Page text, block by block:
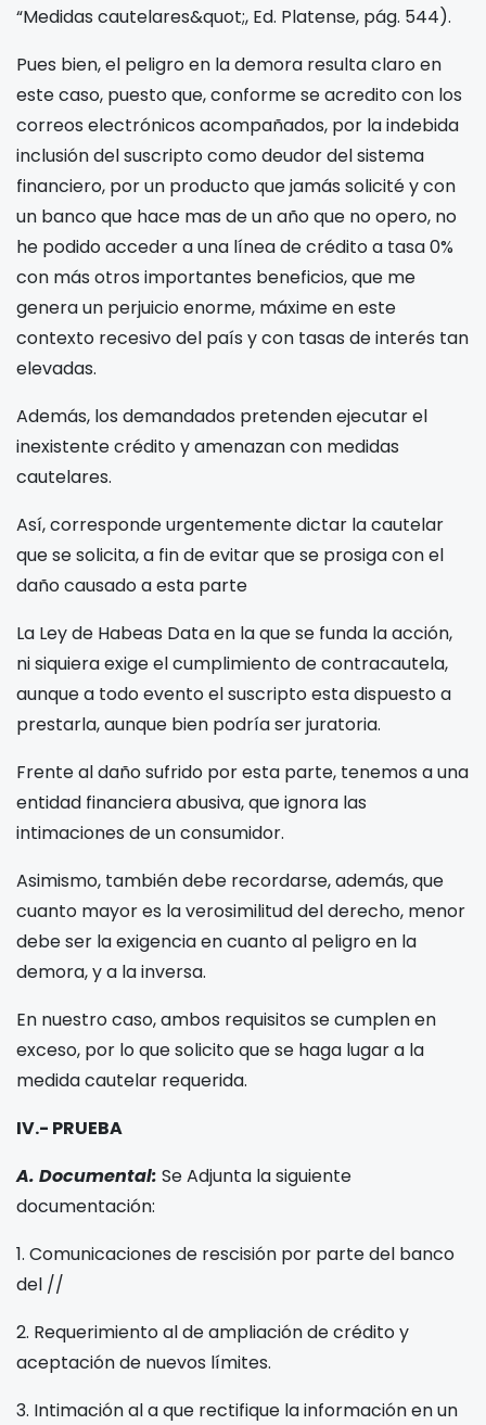
“Medidas cautelares&quot;, Ed. Platense, pág. 544).
Pues bien, el peligro en la demora resulta claro en
este caso, puesto que, conforme se acredito con los
correos electrónicos acompañados, por la indebida
inclusión del suscripto como deudor del sistema
financiero, por un producto que jamás solicité y con
un banco que hace mas de un año que no opero, no
he podido acceder a una línea de crédito a tasa 0%
con más otros importantes beneficios, que me
genera un perjuicio enorme, máxime en este
contexto recesivo del país y con tasas de interés tan
elevadas.
Además, los demandados pretenden ejecutar el
inexistente crédito y amenazan con medidas
cautelares.
Así, corresponde urgentemente dictar la cautelar
que se solicita, a fin de evitar que se prosiga con el
daño causado a esta parte
La Ley de Habeas Data en la que se funda la acción,
ni siquiera exige el cumplimiento de contracautela,
aunque a todo evento el suscripto esta dispuesto a
prestarla, aunque bien podría ser juratoria.
Frente al daño sufrido por esta parte, tenemos a una
entidad financiera abusiva, que ignora las
intimaciones de un consumidor.
Asimismo, también debe recordarse, además, que
cuanto mayor es la verosimilitud del derecho, menor
debe ser la exigencia en cuanto al peligro en la
demora, y a la inversa.
En nuestro caso, ambos requisitos se cumplen en
exceso, por lo que solicito que se haga lugar a la
medida cautelar requerida.
IV.- PRUEBA
A. Documental: Se Adjunta la siguiente
documentación:
1. Comunicaciones de rescisión por parte del banco
del //
2. Requerimiento alde ampliación de crédito y
aceptación de nuevos límites.
3. Intimación ala que rectifique la información en un